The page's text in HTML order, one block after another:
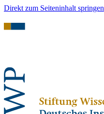
Direkt zum Seiteninhalt springen